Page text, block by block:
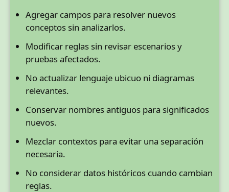
Agregar campos para resolver nuevos
conceptos sin analizarlos.
Modificar reglas sin revisar escenarios y
pruebas afectados.
No actualizar lenguaje ubicuo ni diagramas
relevantes.
Conservar nombres antiguos para significados
nuevos.
Mezclar contextos para evitar una separación
necesaria.
No considerar datos históricos cuando cambian
reglas.